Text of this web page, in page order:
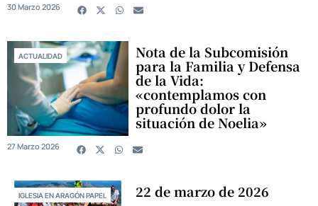
30 Marzo 2026
ACTUALIDAD Nota de la Subcomisión
para la Familia y Defensa
de la Vida:
«contemplamos con
profundo dolor la
situación de Noelia»
27 Marzo 2026
IGLESIA EN ARAGÓN PAPEL 22 de marzo de 2026